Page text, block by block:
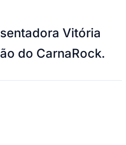
Vitória
do CarnaRock.